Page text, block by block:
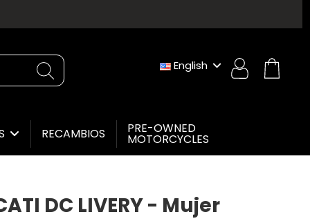
English
RECAMBIOS PRE-OWNED
MOTORCYCLES
DC LIVERY - Mujer